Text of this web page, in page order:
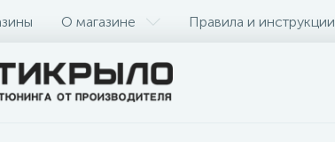
О магазине Правила и инструкции